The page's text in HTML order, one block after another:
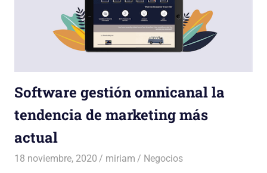
Software gestión omnicanal la
tendencia de marketing más
actual
18 noviembre, 2020 miriam Negocios